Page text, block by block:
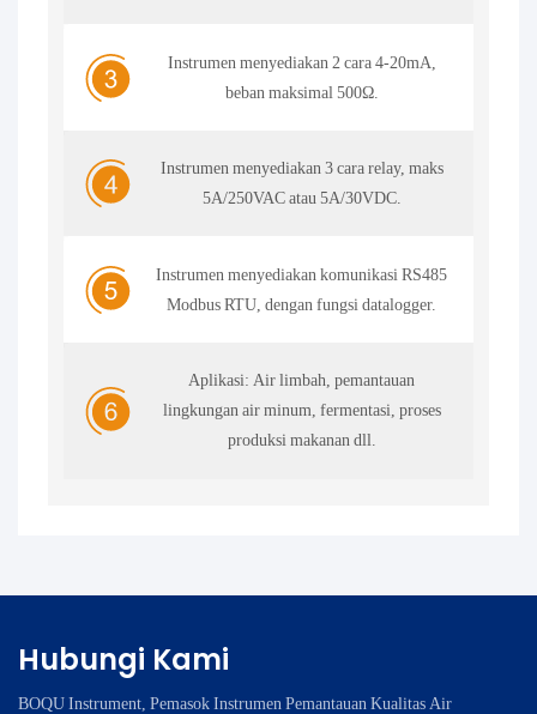
Instrumen menyediakan 2 cara 4-20mA,
beban maksimal 500Ω.
Instrumen menyediakan 3 cara relay, maks
5A/250VAC atau 5A/30VDC.
Instrumen menyediakan komunikasi RS485
Modbus RTU, dengan fungsi datalogger.
Aplikasi: Air limbah, pemantauan
lingkungan air minum, fermentasi, proses
produksi makanan dll.
Hubungi Kami
BOQU Instrument, Pemasok Instrumen Pemantauan Kualitas Air